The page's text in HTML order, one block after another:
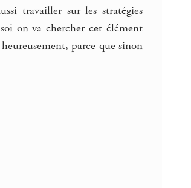
travailler sur les stratégies
on va chercher cet élément
parce que sinon